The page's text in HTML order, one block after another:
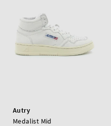
Autry
Medalist Mid